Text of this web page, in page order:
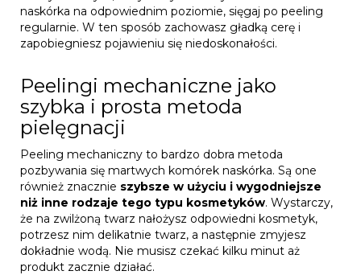
naskórka na odpowiednim poziomie, sięgaj po peeling
regularnie. W ten sposób zachowasz gładką cerę i
zapobiegniesz pojawieniu się niedoskonałości.
Peelingi mechaniczne jako
szybka i prosta metoda
pielęgnacji
Peeling mechaniczny to bardzo dobra metoda
pozbywania się martwych komórek naskórka. Są one
również znacznie szybsze w użyciu i wygodniejsze
niż inne rodzaje tego typu kosmetyków. Wystarczy,
że na zwilżoną twarz nałożysz odpowiedni kosmetyk,
potrzesz nim delikatnie twarz, a następnie zmyjesz
dokładnie wodą. Nie musisz czekać kilku minut aż
produkt zacznie działać.